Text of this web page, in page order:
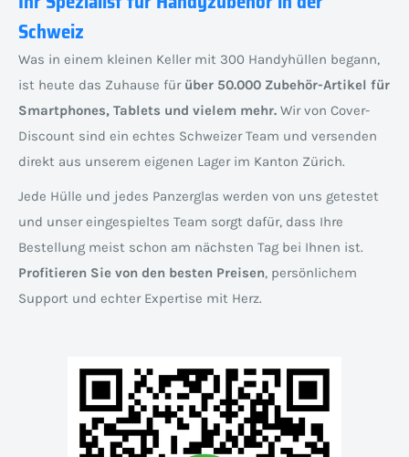
Schweiz
Was in einem kleinen Keller mit 300 Handyhüllen begann,
ist heute das Zuhause für über 50.000 Zubehör-Artikel für
Smartphones, Tablets und vielem mehr. Wir von Cover-
Discount sind ein echtes Schweizer Team und versenden
direkt aus unserem eigenen Lager im Kanton Zürich.
Jede Hülle und jedes Panzerglas werden von uns getestet
und unser eingespieltes Team sorgt dafür, dass Ihre
Bestellung meist schon am nächsten Tag bei Ihnen ist.
Profitieren Sie von den besten Preisen, persönlichem
Support und echter Expertise mit Herz.